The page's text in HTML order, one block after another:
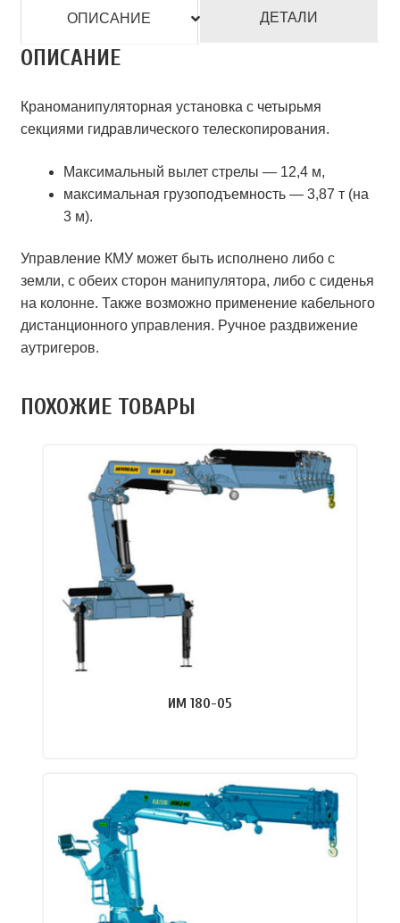
ОПИСАНИЕ ДЕТАЛИ
ОПИСАНИЕ
Краноманипуляторная установка с четырьмя
секциями гидравлического телескопирования.
Максимальный вылет стрелы — 12,4 м,
максимальная грузоподъемность — 3,87 т (на
3 м).
Управление КМУ может быть исполнено либо с
земли, с обеих сторон манипулятора, либо с сиденья
на колонне. Также возможно применение кабельного
дистанционного управления. Ручное раздвижение
аутригеров.
ПОХОЖИЕ ТОВАРЫ
ИМ 180-05
ПОДРОБНЕЕ